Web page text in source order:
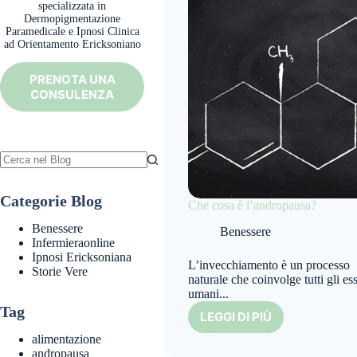
Che cosa è l’andropausa?
Benessere
L’invecchiamento è un processo
naturale che coinvolge tutti gli
umani...
LEGGI DI PIÙ
CHE
specializzata in
Dermopigmentazione
Paramedicale e Ipnosi Clinica
ad Orientamento Ericksoniano
PRENOTA UNA
CONSULENZA
Categorie Blog
Benessere
Infermieraonline
Ipnosi Ericksoniana
Storie Vere
Tag
alimentazione
andropausa